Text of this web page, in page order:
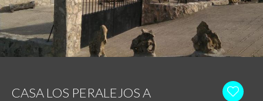
CASA LOS PERALEJOS A